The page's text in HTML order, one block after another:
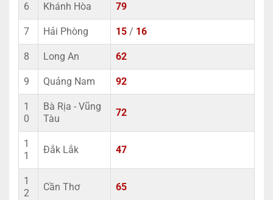
6 Khánh Hòa 79
7 Hải Phòng 15 / 16
8 Long An 62
9 Quảng Nam 92
1
0
Bà Rịa - Vũng
Tàu
72
1
1
Đắk Lắk 47
1
2
Cần Thơ 65